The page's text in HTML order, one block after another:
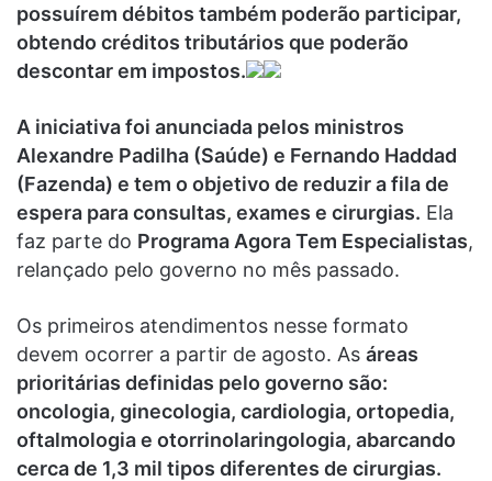
possuírem débitos também poderão participar,
obtendo créditos tributários que poderão
descontar em impostos.
A iniciativa foi anunciada pelos ministros
Alexandre Padilha (Saúde) e Fernando Haddad
(Fazenda) e tem o objetivo de reduzir a fila de
espera para consultas, exames e cirurgias. Ela
faz parte do Programa Agora Tem Especialistas,
relançado pelo governo no mês passado.
Os primeiros atendimentos nesse formato
devem ocorrer a partir de agosto. As áreas
prioritárias definidas pelo governo são:
oncologia, ginecologia, cardiologia, ortopedia,
oftalmologia e otorrinolaringologia, abarcando
cerca de 1,3 mil tipos diferentes de cirurgias.